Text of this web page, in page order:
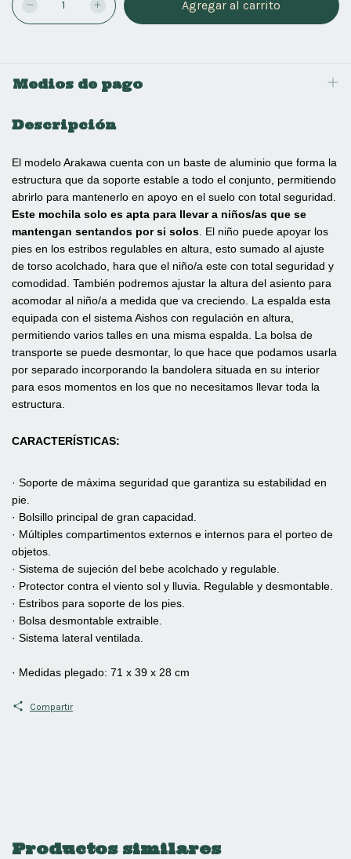
Medios de pago
Descripción
El modelo Arakawa cuenta con un baste de aluminio que forma la
estructura que da soporte estable a todo el conjunto, permitiendo
abrirlo para mantenerlo en apoyo en el suelo con total seguridad.
Este mochila solo es apta para llevar a niños/as que se
mantengan sentandos por si solos . El niño puede apoyar los
pies en los estribos regulables en altura, esto sumado al ajuste
de torso acolchado, hara que el niño/a este con total seguridad y
comodidad. También podremos ajustar la altura del asiento para
acomodar al niño/a a medida que va creciendo. La espalda esta
equipada con el sistema Aishos con regulación en altura,
permitiendo varios talles en una misma espalda. La bolsa de
transporte se puede desmontar, lo que hace que podamos usarla
por separado incorporando la bandolera situada en su interior
para esos momentos en los que no necesitamos llevar toda la
estructura.
CARACTERÍSTICAS:
· Soporte de máxima seguridad que garantiza su estabilidad en
pie.
· Bolsillo principal de gran capacidad.
· Múltiples compartimentos externos e internos para el porteo de
objetos.
· Sistema de sujeción del bebe acolchado y regulable.
· Protector contra el viento sol y lluvia. Regulable y desmontable.
· Estribos para soporte de los pies.
· Bolsa desmontable extraible.
· Sistema lateral ventilada.
· Medidas plegado: 71 x 39 x 28 cm
Compartir
Productos similares